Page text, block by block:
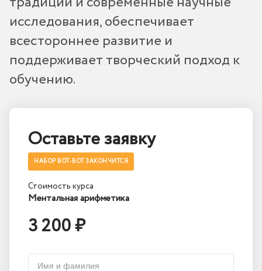
исследования, обеспечивает
всестороннее развитие и
поддерживает творческий подход к
обучению.
Оставьте заявку
НАБОР ВОТ-ВОТ ЗАКОНЧИТСЯ
Стоимость курса
Ментальная арифметика
3 200 ₽
Имя и фамилия